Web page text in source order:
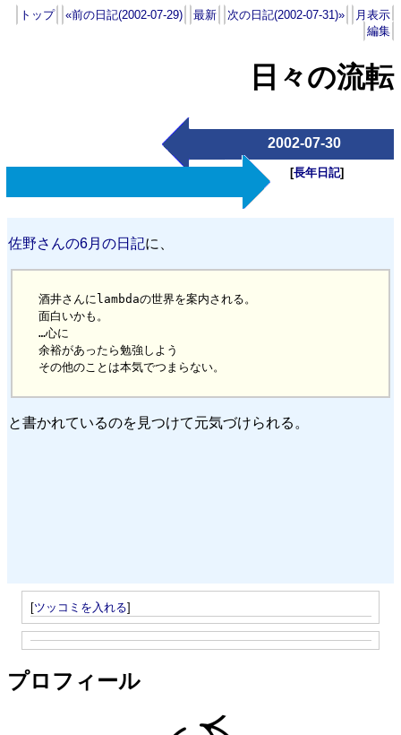
トップ «前の日記(2002-07-29) 最新 次の日記(2002-07-31)»
月表示
編集
日々の流転
2002-07-30
[長年日記]
佐野さんの6月の日記に、
酒井さんにlambdaの世界を案内される。
面白いかも。
…心に
余裕があったら勉強しよう
と書かれているのを見つけて元気づけられる。
[ツッコミを入れる]
プロフィール